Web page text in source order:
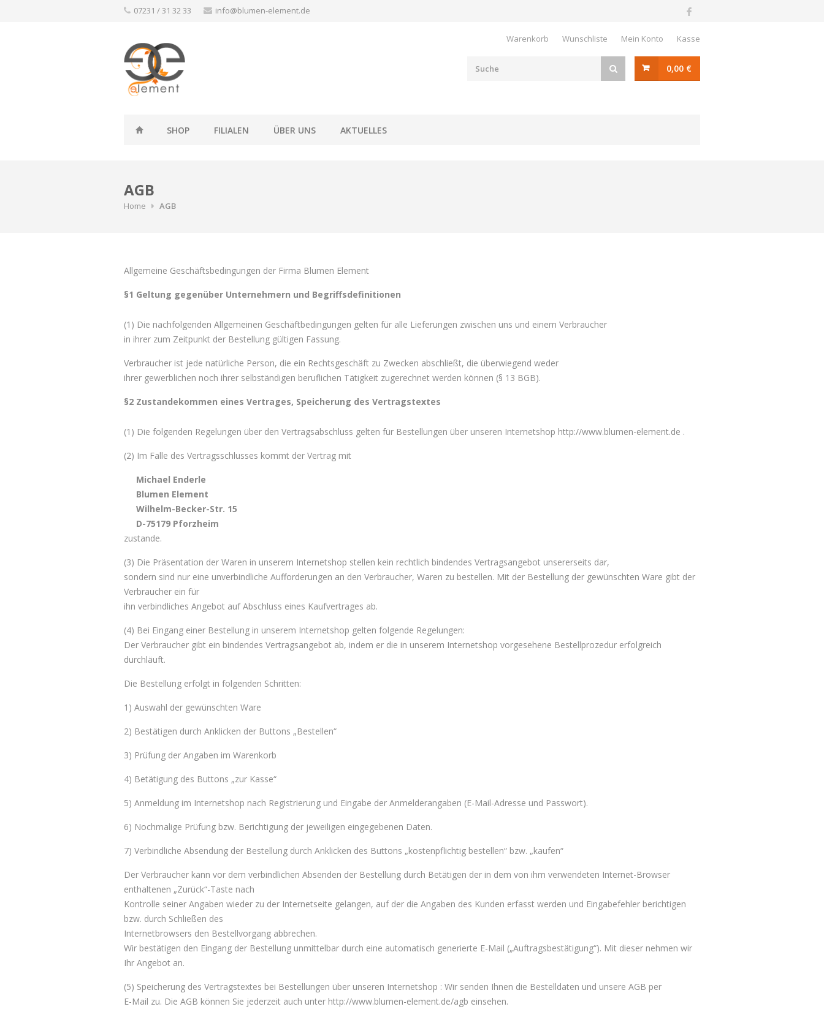
07231 / 31 32 33 info@blumen-element.de
Warenkorb Wunschliste Mein Konto Kasse
0,00 €
SHOP FILIALEN ÜBER UNS AKTUELLES
AGB
Home AGB
Allgemeine Geschäftsbedingungen der Firma Blumen Element
§1 Geltung gegenüber Unternehmern und Begriffsdefinitionen
(1) Die nachfolgenden Allgemeinen Geschäftbedingungen gelten für alle Lieferungen zwischen uns und einem Verbraucher
in ihrer zum Zeitpunkt der Bestellung gültigen Fassung.
Verbraucher ist jede natürliche Person, die ein Rechtsgeschäft zu Zwecken abschließt, die überwiegend weder
ihrer gewerblichen noch ihrer selbständigen beruflichen Tätigkeit zugerechnet werden können (§ 13 BGB).
§2 Zustandekommen eines Vertrages, Speicherung des Vertragstextes
(1) Die folgenden Regelungen über den Vertragsabschluss gelten für Bestellungen über unseren Internetshop http://www.blumen-element.de .
(2) Im Falle des Vertragsschlusses kommt der Vertrag mit
Michael Enderle
Blumen Element
Wilhelm-Becker-Str. 15
D-75179 Pforzheim
zustande.
(3) Die Präsentation der Waren in unserem Internetshop stellen kein rechtlich bindendes Vertragsangebot unsererseits dar,
sondern sind nur eine unverbindliche Aufforderungen an den Verbraucher, Waren zu bestellen. Mit der Bestellung der gewünschten Ware gibt der
Verbraucher ein für
ihn verbindliches Angebot auf Abschluss eines Kaufvertrages ab.
(4) Bei Eingang einer Bestellung in unserem Internetshop gelten folgende Regelungen:
Der Verbraucher gibt ein bindendes Vertragsangebot ab, indem er die in unserem Internetshop vorgesehene Bestellprozedur erfolgreich
durchläuft.
Die Bestellung erfolgt in folgenden Schritten:
1) Auswahl der gewünschten Ware
2) Bestätigen durch Anklicken der Buttons „Bestellen“
3) Prüfung der Angaben im Warenkorb
4) Betätigung des Buttons „zur Kasse“
5) Anmeldung im Internetshop nach Registrierung und Eingabe der Anmelderangaben (E-Mail-Adresse und Passwort).
6) Nochmalige Prüfung bzw. Berichtigung der jeweiligen eingegebenen Daten.
7) Verbindliche Absendung der Bestellung durch Anklicken des Buttons „kostenpflichtig bestellen“ bzw. „kaufen“
Der Verbraucher kann vor dem verbindlichen Absenden der Bestellung durch Betätigen der in dem von ihm verwendeten Internet-Browser
enthaltenen „Zurück“-Taste nach
Kontrolle seiner Angaben wieder zu der Internetseite gelangen, auf der die Angaben des Kunden erfasst werden und Eingabefehler berichtigen
bzw. durch Schließen des
Internetbrowsers den Bestellvorgang abbrechen.
Wir bestätigen den Eingang der Bestellung unmittelbar durch eine automatisch generierte E-Mail („Auftragsbestätigung“). Mit dieser nehmen wir
Ihr Angebot an.
(5) Speicherung des Vertragstextes bei Bestellungen über unseren Internetshop : Wir senden Ihnen die Bestelldaten und unsere AGB per
E-Mail zu. Die AGB können Sie jederzeit auch unter http://www.blumen-element.de/agb einsehen.